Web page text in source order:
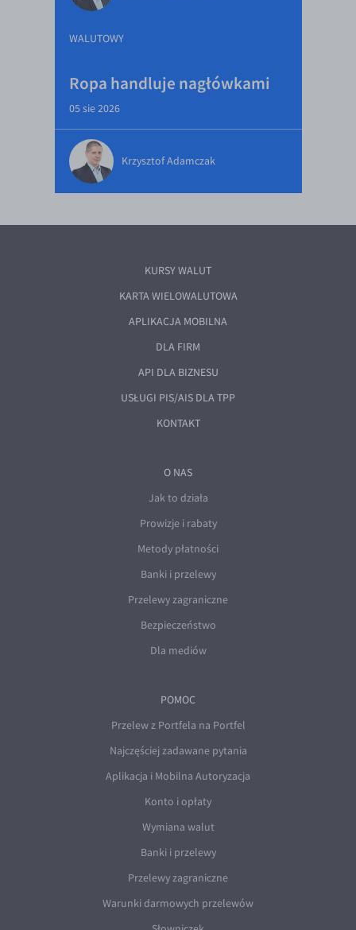
WALUTOWY
Ropa handluje nagłówkami
05 sie 2026
Krzysztof Adamczak
KURSY WALUT
KARTA WIELOWALUTOWA
APLIKACJA MOBILNA
DLA FIRM
API DLA BIZNESU
USŁUGI PIS/AIS DLA TPP
KONTAKT
O NAS
Jak to działa
Prowizje i rabaty
Metody płatności
Banki i przelewy
Przelewy zagraniczne
Bezpieczeństwo
Dla mediów
POMOC
Przelew z Portfela na Portfel
Najczęściej zadawane pytania
Aplikacja i Mobilna Autoryzacja
Konto i opłaty
Wymiana walut
Banki i przelewy
Przelewy zagraniczne
Warunki darmowych przelewów